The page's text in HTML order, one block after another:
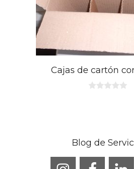
Cajas de cartón
Blog de